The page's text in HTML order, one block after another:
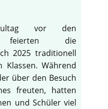
vor den
feierten die
2025 traditionell
Während
über den Besuch
freuten, hatten
und Schüler viel